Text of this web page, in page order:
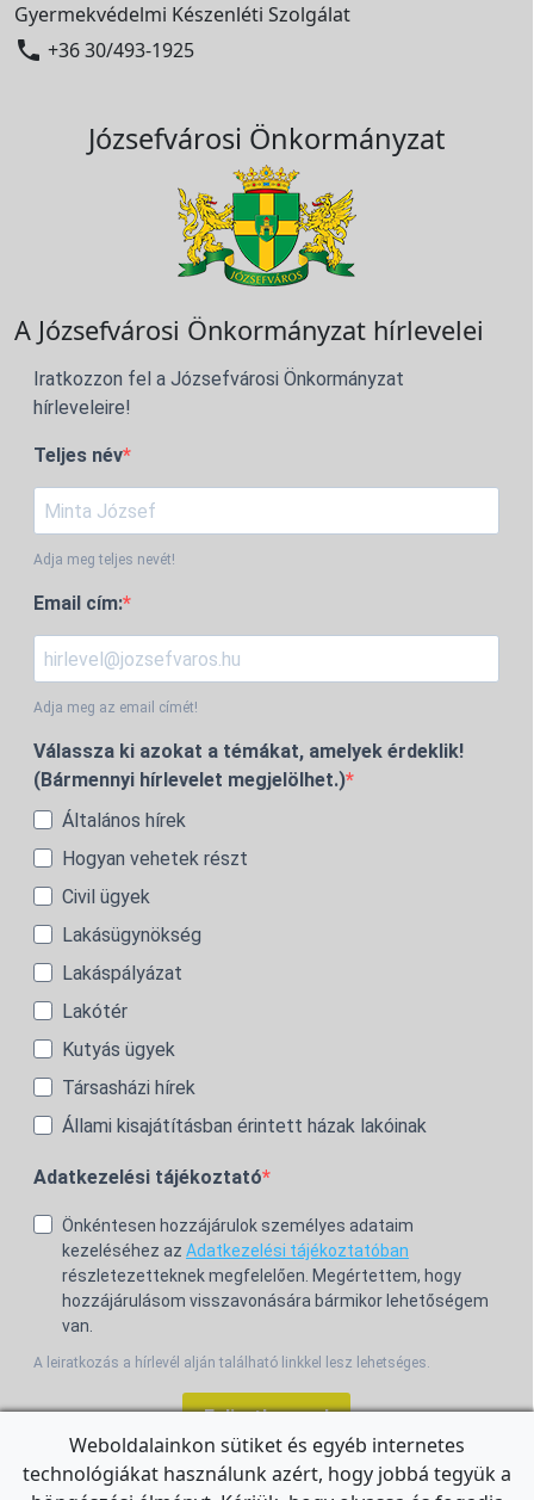
Gyermekvédelmi Készenléti Szolgálat
 +36 30/493-1925
Józsefvárosi Önkormányzat
A Józsefvárosi Önkormányzat hírlevelei
Iratkozzon fel a Józsefvárosi Önkormányzat
hírleveleire!
Teljes név
Adja meg teljes nevét!
Email cím:
Adja meg az email címét!
Válassza ki azokat a témákat, amelyek érdeklik!
(Bármennyi hírlevelet megjelölhet.)
Általános hírek
Hogyan vehetek részt
Civil ügyek
Lakásügynökség
Lakáspályázat
Lakótér
Kutyás ügyek
Társasházi hírek
Állami kisajátításban érintett házak lakóinak
Adatkezelési tájékoztató
Önkéntesen hozzájárulok személyes adataim
kezeléséhez az Adatkezelési tájékoztatóban
részletezetteknek megfelelően. Megértettem, hogy
hozzájárulásom visszavonására bármikor lehetőségem
van.
A leiratkozás a hírlevél alján található linkkel lesz lehetséges.
Feliratkozom!
Weboldalainkon sütiket és egyéb internetes
technológiákat használunk azért, hogy jobbá tegyük a